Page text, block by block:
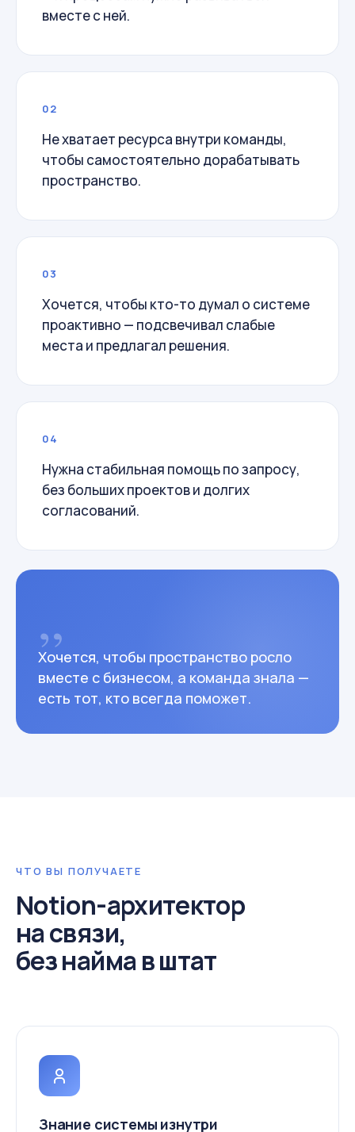
вместе с ней.
02
Не хватает ресурса внутри команды,
чтобы самостоятельно дорабатывать
пространство.
03
Хочется, чтобы кто-то думал о системе
проактивно — подсвечивал слабые
места и предлагал решения.
04
Нужна стабильная помощь по запросу,
без больших проектов и долгих
согласований.
„
Хочется, чтобы пространство росло
вместе с бизнесом, а команда знала —
есть тот, кто всегда поможет.
ЧТО ВЫ ПОЛУЧАЕТЕ
Notion-архитектор
на связи,
без найма в штат
Знание системы изнутри